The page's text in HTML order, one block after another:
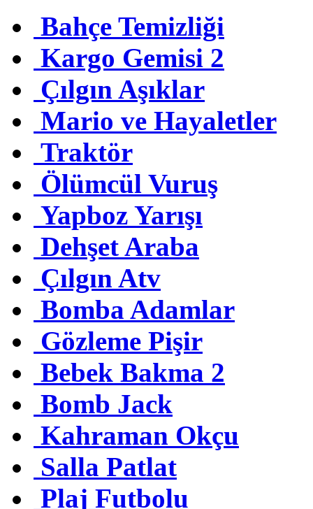
Bahçe Temizliği
Kargo Gemisi 2
Çılgın Aşıklar
Mario ve Hayaletler
Traktör
Ölümcül Vuruş
Yapboz Yarışı
Dehşet Araba
Çılgın Atv
Bomba Adamlar
Gözleme Pişir
Bebek Bakma 2
Bomb Jack
Kahraman Okçu
Salla Patlat
Plaj Futbolu